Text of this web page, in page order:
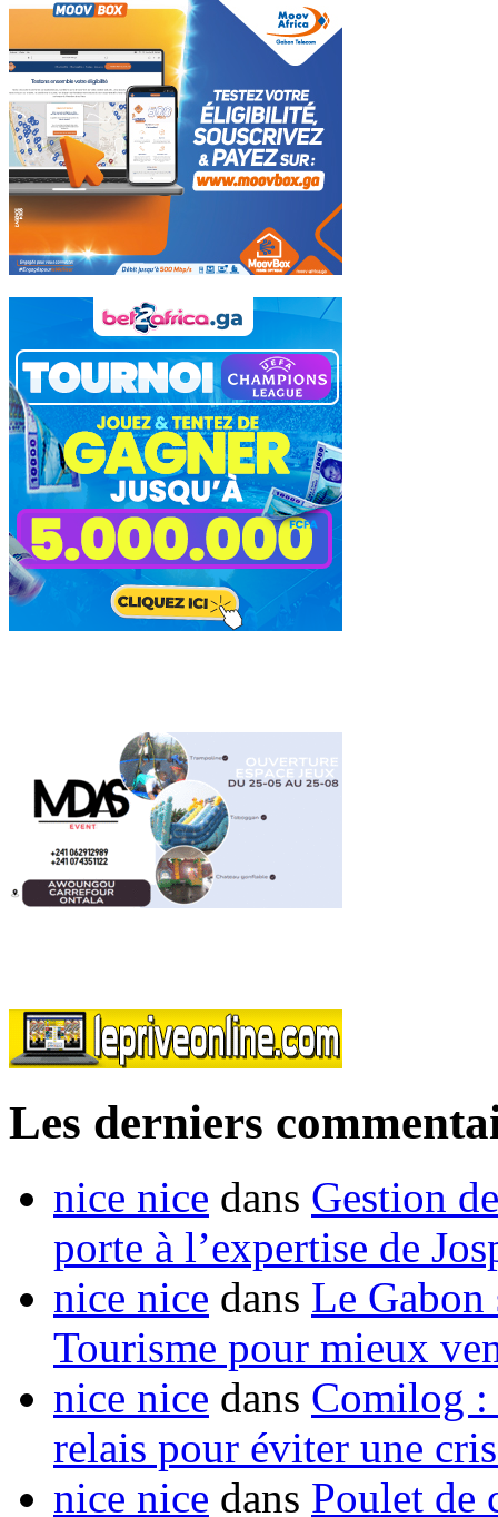
Les derniers
nice nice dans Gestion
porte à l’expertise de
nice nice dans Le Gabon
Tourisme pour mieux
nice nice dans Comilog :
relais pour éviter une
nice nice dans Poulet de